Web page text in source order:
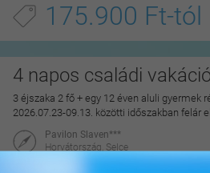
175.900 Ft-tól
4 napos családi
3 éjszaka 2 fő + egy 12 éven aluli gyermek
2026.07.23-09.13. közötti időszakban felár
Pavilon Slaven***
Horvátország, Selce